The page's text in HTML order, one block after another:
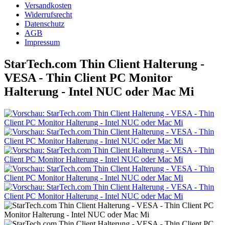
Versandkosten
Widerrufsrecht
Datenschutz
AGB
Impressum
StarTech.com Thin Client Halterung -
VESA - Thin Client PC Monitor
Halterung - Intel NUC oder Mac Mi